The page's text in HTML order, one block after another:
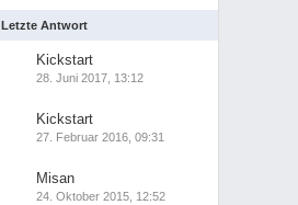
Letzte Antwort
Kickstart
28. Juni 2017, 13:12
Kickstart
27. Februar 2016, 09:31
Misan
24. Oktober 2015, 12:52